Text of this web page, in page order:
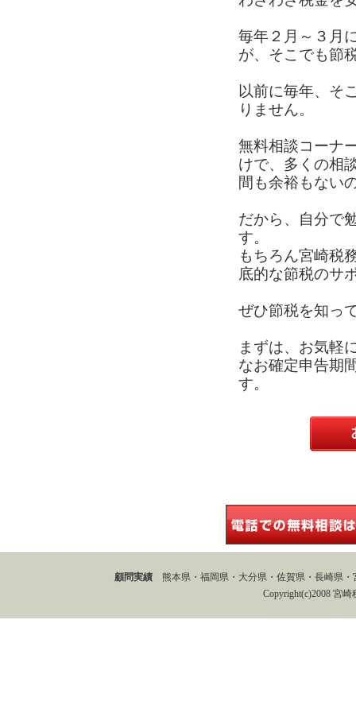
毎年２月～３月
が、そこでも節
以前に毎年、そ
りません。
無料相談コーナ
けで、多くの相
間も余裕もない
だから、自分で
す。
もちろん宮崎税
底的な節税のサ
ぜひ節税を知っ
まずは、お気軽
なお確定申告期
す。
顧問実績 熊本県・福岡県・大分県・佐賀県・長崎県
Copyright(c)2008 宮崎